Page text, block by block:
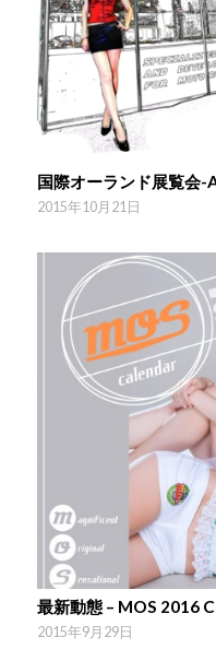
国際オーランド展覧会-
2015年10月21日
最新動態 – MOS 2016
2015年9月29日